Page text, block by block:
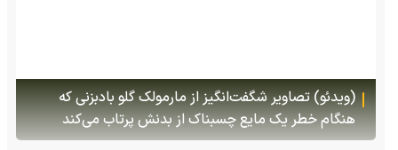
پس از ۷۰ سال؛ ببرها دوباره به سرزمین گمشده‌شان در
قزاقستان بازگشتند